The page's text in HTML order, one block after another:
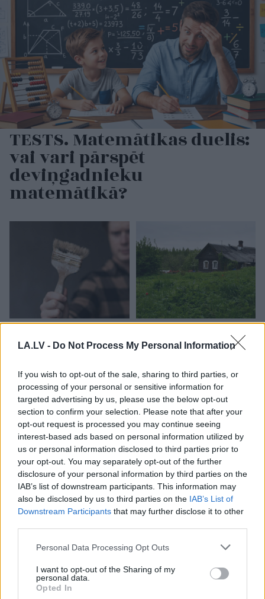
LA.LV - Do Not Process My Personal Information
If you wish to opt-out of the sale, sharing to third parties, or
processing of your personal or sensitive information for
targeted advertising by us, please use the below opt-out
section to confirm your selection. Please note that after your
opt-out request is processed you may continue seeing
interest-based ads based on personal information utilized by
us or personal information disclosed to third parties prior to
your opt-out. You may separately opt-out of the further
disclosure of your personal information by third parties on the
IAB’s list of downstream participants. This information may
also be disclosed by us to third parties on the IAB’s List of
Downstream Participants that may further disclose it to other
Please note that this website/app uses one or more Google
not limited to your visit or usage behaviour. You may click to
grant or deny consent to Google and its third-party tags to
use your data for below specified purposes in below Google
Personal Data Processing Opt Outs
I want to opt-out of the Sharing of my
personal data.
Opted In
TESTS. Matemātikas duelis:
vai vari pārspēt
deviņgadnieku
matemātikā?
“Vai tā drīkst?”
nokrāsojuši
fasādi katrs savā krāsā
Latviju šodien skars
laikapstākļu kontrasti –
vienuviet +30, citviet
Bauskā visa skolas vadība
iesniedz atlūgumus –